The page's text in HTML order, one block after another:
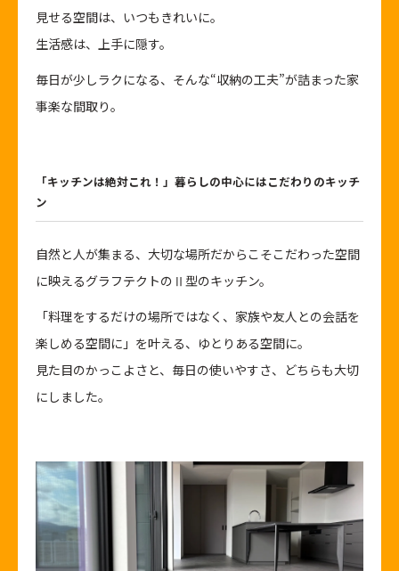
見せる空間は、いつもきれいに。
生活感は、上手に隠す。
毎日が少しラクになる、そんな“収納の工夫”が詰まった家
事楽な間取り。
「キッチンは絶対これ！」暮らしの中心にはこだわりのキッチ
ン
自然と人が集まる、大切な場所だからこそこだわった空間
に映えるグラフテクトのⅡ型のキッチン。
「料理をするだけの場所ではなく、家族や友人との会話を
楽しめる空間に」を叶える、ゆとりある空間に。
見た目のかっこよさと、毎日の使いやすさ、どちらも大切
にしました。